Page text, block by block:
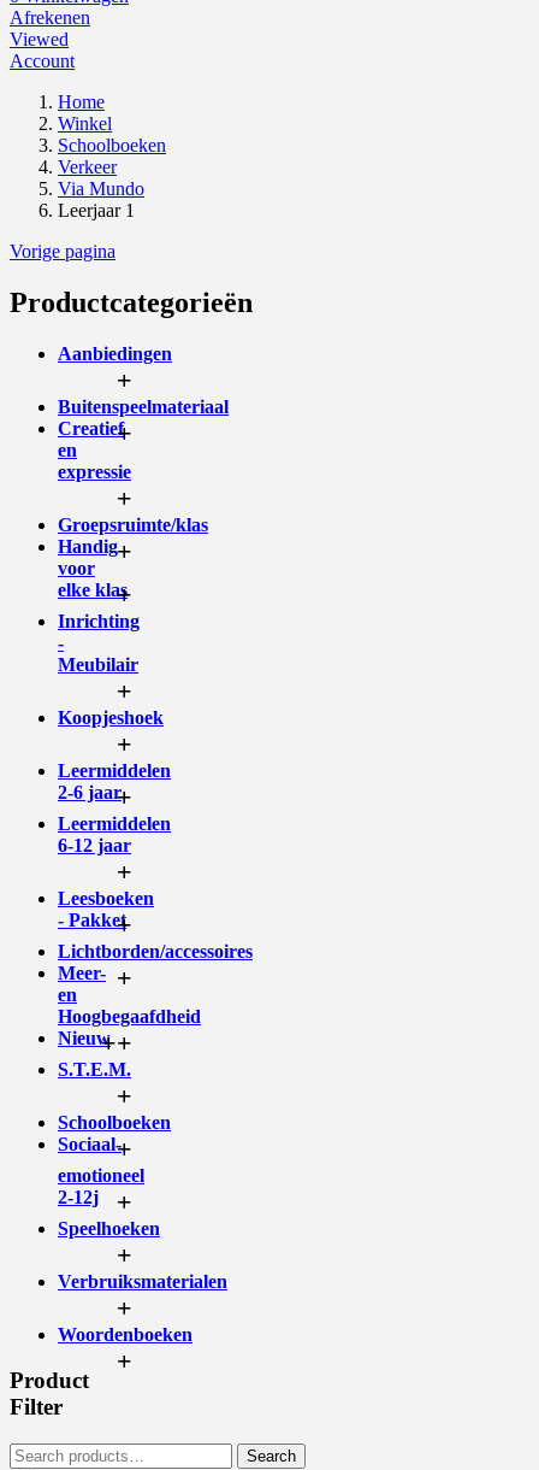
Afrekenen
Viewed
Account
Home
Winkel
Schoolboeken
Verkeer
Via Mundo
Leerjaar 1
Vorige pagina
Productcategorieën
Aanbiedingen
+
Buitenspeelmateriaal
+
Creatief
en
expressie
+
Groepsruimte/klas
+
Handig
voor
elke klas
+
Inrichting
-
Meubilair
+
Koopjeshoek
+
Leermiddelen
2-6 jaar+
Leermiddelen
6-12 jaar
+
Leesboeken
- Pakket
+
Lichtborden/accessoires
+
Meer-
en
Hoogbegaafdheid
+
Nieuw
+
S.T.E.M.
+
Schoolboeken
+
Sociaal-
emotioneel
2-12j
+
Speelhoeken
+
Verbruiksmaterialen
+
Woordenboeken
+
Product
Filter
Search